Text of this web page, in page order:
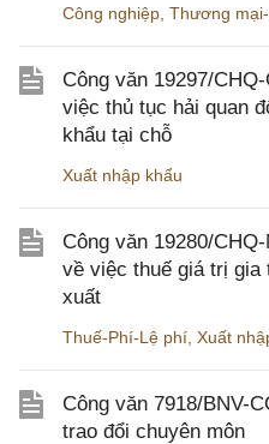
Công nghiệp Thương
Công văn 19297/
việc thủ tục hải quan
khẩu tại chỗ
Xuất nhập khẩu
Công văn 19280/
về việc thuế giá trị gia
xuất
Thuế-Phí-Lệ phí Xuất
Công văn 7918/BNV-
trao đổi chuyên môn